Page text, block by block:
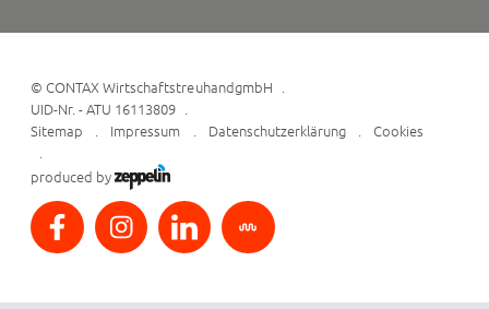
©CONTAX WirtschaftstreuhandgmbH
UID-Nr. - ATU 16113809
Sitemap
Impressum Datenschutzerklärung Cookies
produced by